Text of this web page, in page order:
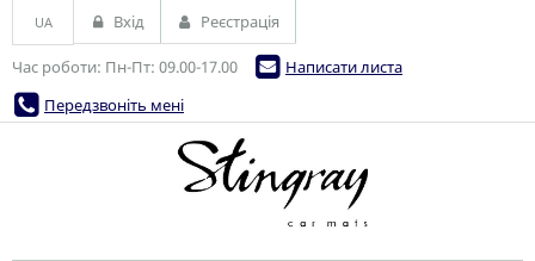
Час роботи: Пн-Пт: 09.00-17.00
Написати листа
Передзвоніть мені
UA Вхід Реєстрація